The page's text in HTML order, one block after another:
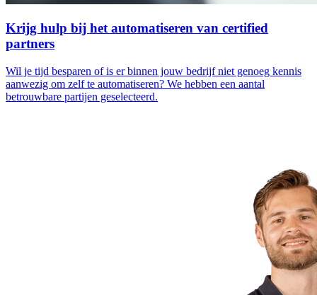
Krijg hulp bij het automatiseren van certified
partners
Wil je tijd besparen of is er binnen jouw bedrijf niet genoeg kennis
aanwezig om zelf te automatiseren? We hebben een aantal
betrouwbare partijen geselecteerd.